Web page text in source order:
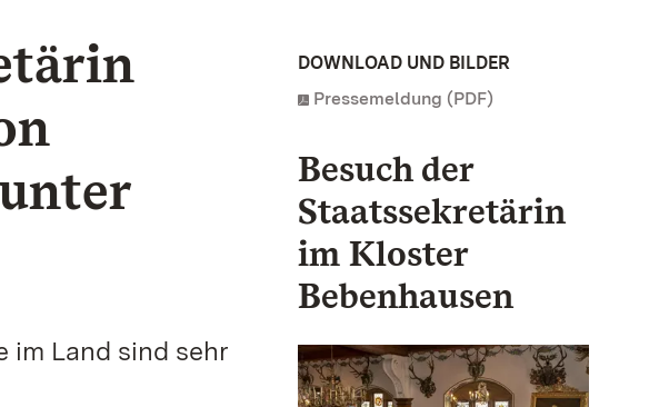
im Land sind sehr
DOWNLOAD UND BILDER
Pressemeldung (PDF)
Besuch der
Staatssekretärin
im Kloster
Bebenhausen